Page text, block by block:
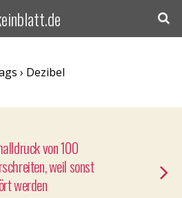
› Dezibel
von 100
weil sonst
werden